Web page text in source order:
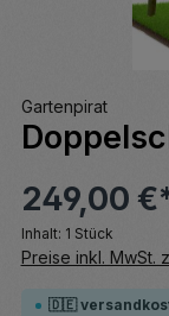
Gartenpirat
249,00
Inhalt: 1 Stück
Preise inkl. MwSt.
🇩🇪